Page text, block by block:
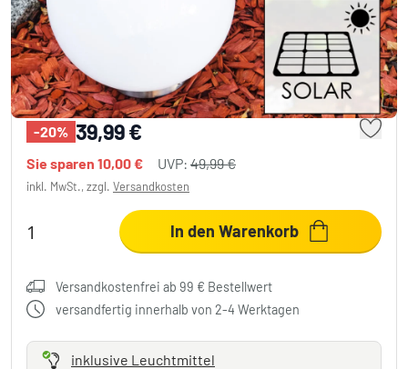
Abrela Kugelleuchten Set Solar LED
Edelstahlfarben, 2-flammig
2 Bewertungen
-20% 39,99 €
Sie sparen 10,00 € UVP: 49,99 €
inkl. MwSt., zzgl. Versandkosten
In den Warenkorb
Versandkostenfrei ab 99 € Bestellwert
versandfertig innerhalb von 2-4 Werktagen
inklusive Leuchtmittel